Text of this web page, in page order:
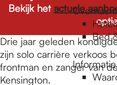
Bed
Informatie
Bekijk het actuele
Drie jaar geleden
zijn solo carrière verkoos
frontman en zanger van
Kensington.